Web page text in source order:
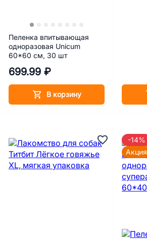
Пеленка впитывающая
одноразовая Unicum
60*60 см, 30 шт
699.99 ₽
В корзину
-14%
Акция